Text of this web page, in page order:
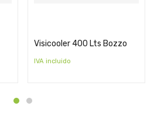
Visicooler 400 Lts Bozzo
IVA incluido